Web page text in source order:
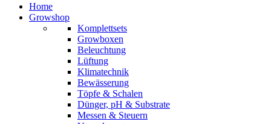
Home
Growshop
Komplettsets
Growboxen
Beleuchtung
Lüftung
Klimatechnik
Bewässerung
Töpfe & Schalen
Dünger, pH & Substrate
Messen & Steuern